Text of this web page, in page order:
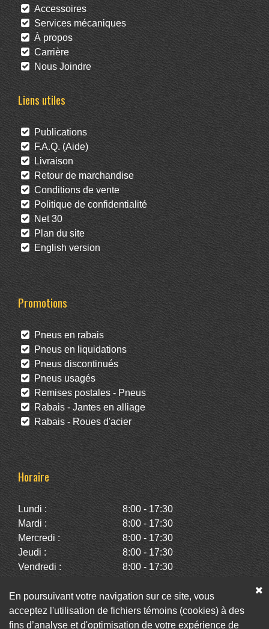
Accessoires
Services mécaniques
À propos
Carrière
Nous Joindre
Liens utiles
Publications
F.A.Q. (Aide)
Livraison
Retour de marchandise
Conditions de vente
Politique de confidentialité
Net 30
Plan du site
English version
Promotions
Pneus en rabais
Pneus en liquidations
Pneus discontinués
Pneus usagés
Remises postales - Pneus
Rabais - Jantes en alliage
Rabais - Roues d'acier
Horaire
Lundi :
8:00 - 17:30
Mardi :
8:00 - 17:30
Mercredi :
8:00 - 17:30
Jeudi :
8:00 - 17:30
Vendredi :
8:00 - 17:30
Dimanche :
Fermé
En poursuivant votre navigation sur ce site, vous
acceptez l'utilisation de fichiers témoins (cookies) à des
fins d’analyse et d'optimisation de votre expérience de